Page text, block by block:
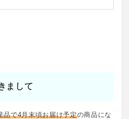
まして
品で4月末頃お届け予定の商品にな